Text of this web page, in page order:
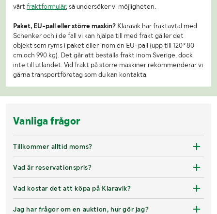
vårt fraktformulär, så undersöker vi möjligheten.
Paket, EU-pall eller större maskin? Klaravik har fraktavtal med
Schenker och i de fall vi kan hjälpa till med frakt gäller det
objekt som ryms i paket eller inom en EU-pall (upp till 120*80
cm och 990 kg). Det går att beställa frakt inom Sverige, dock
inte till utlandet. Vid frakt på större maskiner rekommenderar vi
gärna transportföretag som du kan kontakta.
Vanliga frågor
Tillkommer alltid moms?
Vad är reservationspris?
Vad kostar det att köpa på Klaravik?
Jag har frågor om en auktion, hur gör jag?